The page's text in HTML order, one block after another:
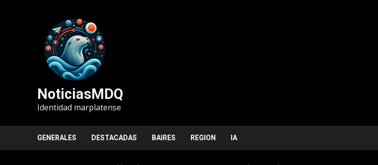
NoticiasMDQ
Identidad marplatense
GENERALES DESTACADAS BAIRES REGION IA